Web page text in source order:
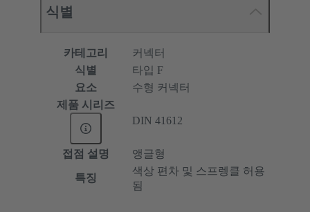
식별
카테고리
커넥터
식별
타입 F
요소
수형 커넥터
제품 시리즈
DIN 41612
접점 설명 앵글형
특징
색상 편차 및 스프렝클 허용
됨